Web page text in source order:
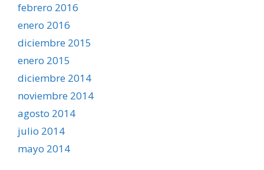
febrero 2016
enero 2016
diciembre 2015
enero 2015
diciembre 2014
noviembre 2014
agosto 2014
julio 2014
mayo 2014